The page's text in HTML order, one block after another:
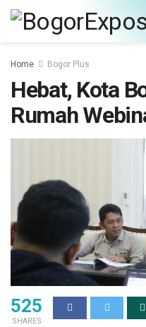
Home Bogor Plus
Hebat, Kota
Rumah
525
SHARES